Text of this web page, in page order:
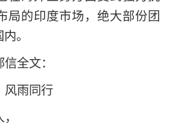
局的印度市场，绝大部份团
。
全文：
风雨同行